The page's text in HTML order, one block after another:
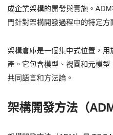
成企業架構的開發與實施。
門針對架構開發過程中的特定方
架構倉庫是一個集中式位置，
產。它包含模型、視圖和元模
共同語言和方法論。
架構開發方法（